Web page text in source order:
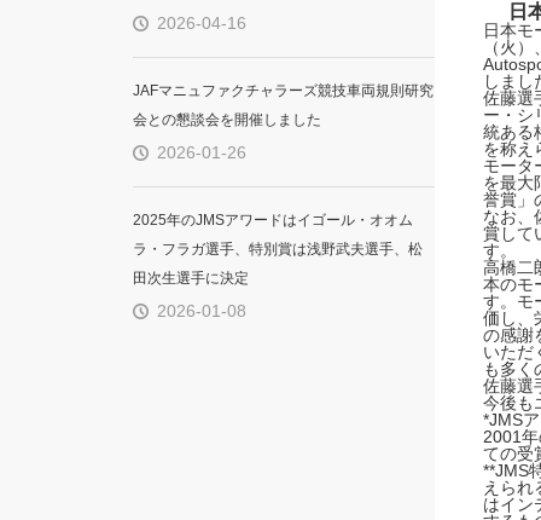
日
日本モ
（火
しまし
佐藤選
ー・シ
統ある
を称え
モータ
を最大
誉賞」
なお、
賞して
す。
高橋二
本のモ
す。モ
価し、
の感謝
いただ
も多く
佐藤選
今後も
*JMS
2001
ての受
**JMS
えられ
はイン
2026-04-16
JAFマニュファクチャラーズ競技車両規則研究
会との懇談会を開催しました
2026-01-26
2025年のJMSアワードはイゴール・オオム
ラ・フラガ選手、特別賞は浅野武夫選手、松
田次生選手に決定
2026-01-08